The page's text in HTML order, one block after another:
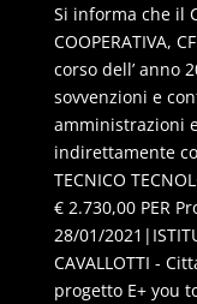
Si informa che il
COOPERATIVA,
corso dell’ anno
sovvenzioni e
amministrazioni
indirettamente
TECNICO
€ 2.730,00 PER
28/01/
CAVALLOTTI -
progetto E+ you